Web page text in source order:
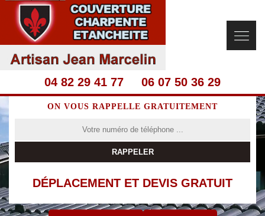
04 82 29 41 77 06 07 50 36 29
ON VOUS RAPPELLE GRATUITEMENT
DÉPLACEMENT ET DEVIS GRATUIT